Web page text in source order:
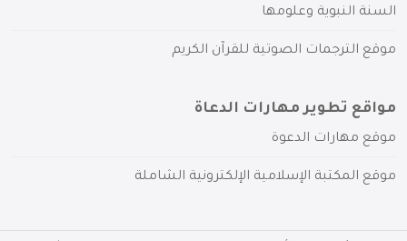
السنة النبوية وعلومها
موقع الترجمات الصوتية للقرآن الكريم
مواقع تطوير مهارات الدعاة
موقع مهارات الدعوة
موقع المكتبة الإسلامية الإلكترونية الشاملة